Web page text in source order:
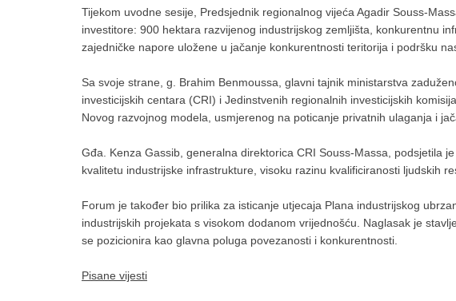
Tijekom uvodne sesije, Predsjednik regionalnog vijeća Agadir Souss-
investitore: 900 hektara razvijenog industrijskog zemljišta, konkurentnu
zajedničke napore uložene u jačanje konkurentnosti teritorija i podršku
Sa svoje strane, g. Brahim Benmoussa, glavni tajnik ministarstva
investicijskih centara (CRI) i Jedinstvenih regionalnih investicijskih
Novog razvojnog modela, usmjerenog na poticanje privatnih ulaganja i
Gđa. Kenza Gassib, generalna direktorica CRI Souss-Massa, podsjetila
kvalitetu industrijske infrastrukture, visoku razinu kvalificiranosti ljudskih
Forum je također bio prilika za isticanje utjecaja Plana industrijskog
industrijskih projekata s visokom dodanom vrijednošću. Naglasak je
se pozicionira kao glavna poluga povezanosti i konkurentnosti.
Pisane vijesti